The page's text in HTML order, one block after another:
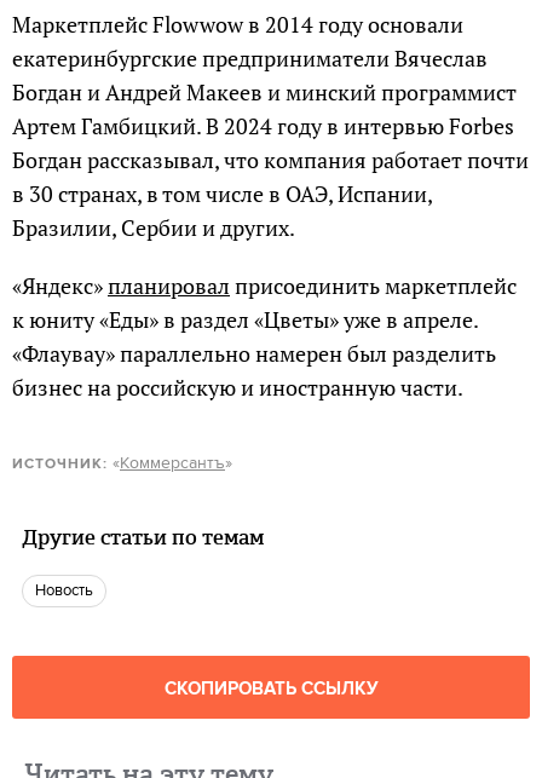
Маркетплейс Flowwow в 2014 году основали
екатеринбургские предприниматели Вячеслав
Богдан и Андрей Макеев и минский программист
Артем Гамбицкий. В 2024 году в интервью Forbes
Богдан рассказывал, что компания работает почти
в 30 странах, в том числе в ОАЭ, Испании,
Бразилии, Сербии и других.
«Яндекс»планировал присоединить маркетплейс
к юниту «Еды» в раздел «Цветы» уже в апреле.
«Флаувау» параллельно намерен был разделить
бизнес на российскую и иностранную части.
ИСТОЧНИК: «Коммерсантъ»
Другие статьи по темам
Новость
СКОПИРОВАТЬ ССЫЛКУ